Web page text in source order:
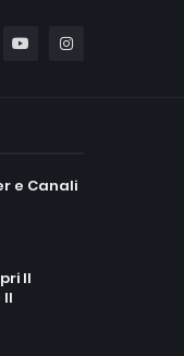
e Canali
Il
Il